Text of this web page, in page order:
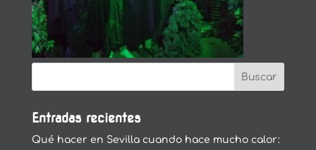
Entradas recientes
Qué hacer en Sevilla cuando hace mucho calor: